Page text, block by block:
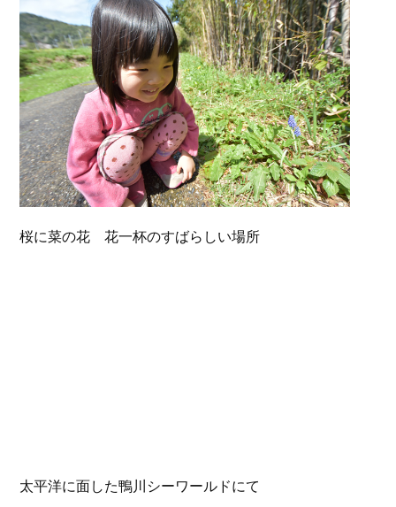
桜に菜の花 花一杯のすばらしい場所
太平洋に面した鴨川シーワールドにて